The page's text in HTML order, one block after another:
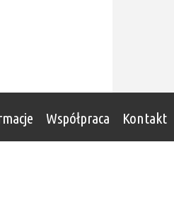
Współpraca Kontakt